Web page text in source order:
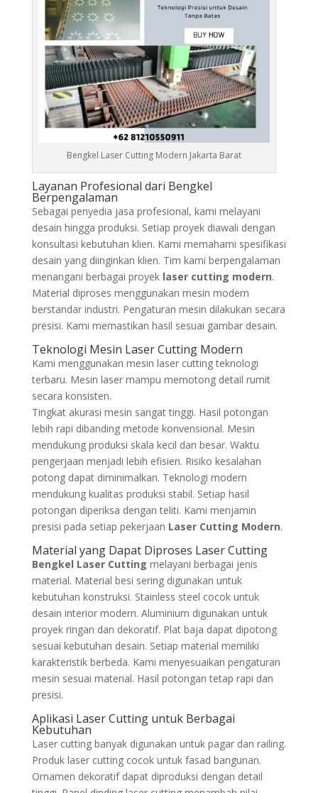
Bengkel Laser Cutting Modern Jakarta Barat
Layanan Profesional dari Bengkel
Berpengalaman
Sebagai penyedia jasa profesional, kami melayani
desain hingga produksi. Setiap proyek diawali dengan
konsultasi kebutuhan klien. Kami memahami spesifikasi
desain yang diinginkan klien. Tim kami berpengalaman
menangani berbagai proyek laser cutting modern.
Material diproses menggunakan mesin modern
berstandar industri. Pengaturan mesin dilakukan secara
presisi. Kami memastikan hasil sesuai gambar desain.
Teknologi Mesin Laser Cutting Modern
Kami menggunakan mesin laser cutting teknologi
terbaru. Mesin laser mampu memotong detail rumit
secara konsisten.
Tingkat akurasi mesin sangat tinggi. Hasil potongan
lebih rapi dibanding metode konvensional. Mesin
mendukung produksi skala kecil dan besar. Waktu
pengerjaan menjadi lebih efisien. Risiko kesalahan
potong dapat diminimalkan. Teknologi modern
mendukung kualitas produksi stabil. Setiap hasil
potongan diperiksa dengan teliti. Kami menjamin
presisi pada setiap pekerjaan Laser Cutting Modern.
Material yang Dapat Diproses Laser Cutting
Bengkel Laser Cutting melayani berbagai jenis
material. Material besi sering digunakan untuk
kebutuhan konstruksi. Stainless steel cocok untuk
desain interior modern. Aluminium digunakan untuk
proyek ringan dan dekoratif. Plat baja dapat dipotong
sesuai kebutuhan desain. Setiap material memiliki
karakteristik berbeda. Kami menyesuaikan pengaturan
mesin sesuai material. Hasil potongan tetap rapi dan
presisi.
Aplikasi Laser Cutting untuk Berbagai
Kebutuhan
Laser cutting banyak digunakan untuk pagar dan railing.
Produk laser cutting cocok untuk fasad bangunan.
Ornamen dekoratif dapat diproduksi dengan detail